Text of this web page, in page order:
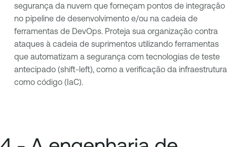
segurança da nuvem que forneçam pontos de integração
no pipeline de desenvolvimento e/ou na cadeia de
ferramentas de DevOps. Proteja sua organização contra
ataques à cadeia de suprimentos utilizando ferramentas
que automatizam a segurança com tecnologias de teste
antecipado (shift-left), como a verificação da infraestrutura
como código (IaC).